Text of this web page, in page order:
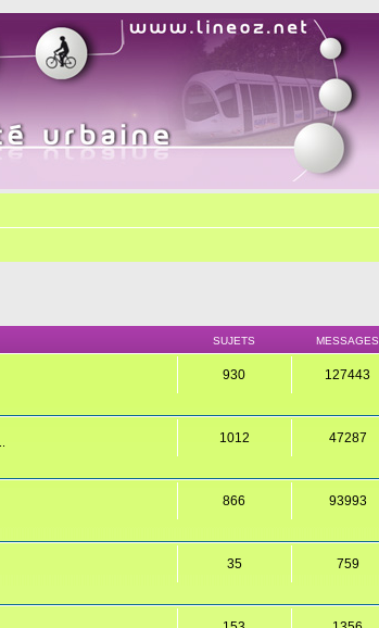
SUJETS MESSAGES
930 127443
1012 47287
866 93993
35 759